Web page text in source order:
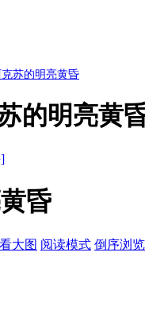
克苏的明亮黄昏
的明亮黄
昏
大图 阅读模式 倒序浏览